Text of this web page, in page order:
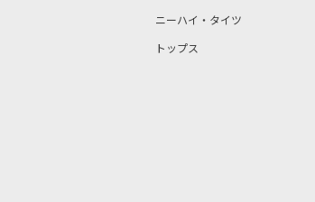
ニーハイ・タイツ
トップス